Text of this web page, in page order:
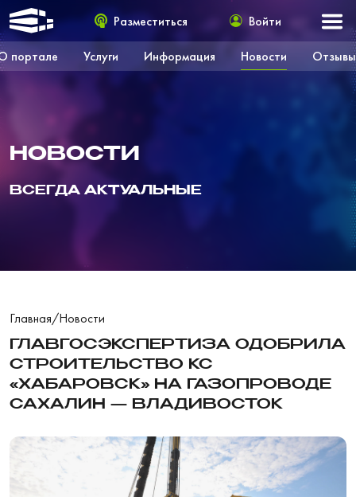
портале Услуги Информация Новости Отзывы
Разместиться Войти
НОВОСТИ
ВСЕГДА АКТУАЛЬНЫЕ
Главная/Новости
ГЛАВГОСЭКСПЕРТИЗА ОДОБРИЛА
СТРОИТЕЛЬСТВО КС
«ХАБАРОВСК» НА ГАЗОПРОВОДЕ
САХАЛИН — ВЛАДИВОСТОК